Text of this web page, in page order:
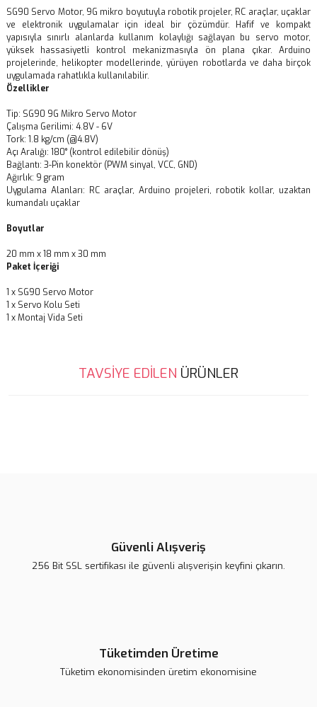
SG90 Servo Motor, 9G mikro boyutuyla robotik projeler, RC araçlar, uçaklar
ve elektronik uygulamalar için ideal bir çözümdür. Hafif ve kompakt
yapısıyla sınırlı alanlarda kullanım kolaylığı sağlayan bu servo motor,
yüksek hassasiyetli kontrol mekanizmasıyla ön plana çıkar. Arduino
projelerinde, helikopter modellerinde, yürüyen robotlarda ve daha birçok
uygulamada rahatlıkla kullanılabilir.
Özellikler
Tip: SG90 9G Mikro Servo Motor
Çalışma Gerilimi: 4.8V - 6V
Tork: 1.8 kg/cm (@4.8V)
Açı Aralığı: 180° (kontrol edilebilir dönüş)
Bağlantı: 3-Pin konektör (PWM sinyal, VCC, GND)
Ağırlık: 9 gram
Uygulama Alanları: RC araçlar, Arduino projeleri, robotik kollar, uzaktan
kumandalı uçaklar
Boyutlar
20 mm x 18 mm x 30 mm
Paket İçeriği
1 x SG90 Servo Motor
1 x Servo Kolu Seti
1 x Montaj Vida Seti
Bu ürünün fiyat bilgisi, resim, ürün açıklamalarında ve diğer
konularda yetersiz gördüğünüz noktaları öneri formunu kullanarak
TAVSİYE EDİLEN ÜRÜNLER
12V 25mm 12 RPM Redüktörlü DC Motor
Güvenli Alışveriş
256 Bit SSL sertifikası ile güvenli alışverişin keyfini çıkarın.
Tüketimden Üretime
Tüketim ekonomisinden üretim ekonomisine